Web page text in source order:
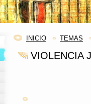
INICIO TEMAS
VIOLENCIA